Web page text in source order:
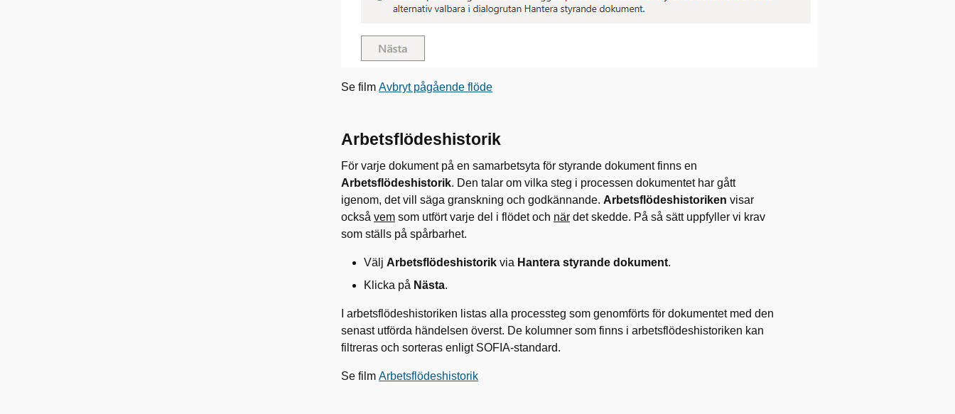
Se film Avbryt pågående flöde
Arbetsflödeshistorik
För varje dokument på en samarbetsyta för styrande dokument finns en
Arbetsflödeshistorik. Den talar om vilka steg i processen dokumentet har gått
igenom, det vill säga granskning och godkännande. Arbetsflödeshistoriken visar
också vem som utfört varje del i flödet och när det skedde. På så sätt uppfyller vi krav
som ställs på spårbarhet.
Välj Arbetsflödeshistorik via Hantera styrande dokument.
Klicka på Nästa.
I arbetsflödeshistoriken listas alla processteg som genomförts för dokumentet med den
senast utförda händelsen överst. De kolumner som finns i arbetsflödeshistoriken kan
filtreras och sorteras enligt SOFIA-standard.
Se film Arbetsflödeshistorik